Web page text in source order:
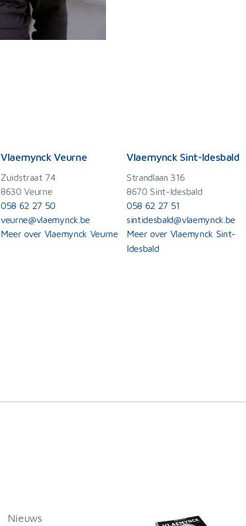
Vlaemynck Veurne
Zuidstraat 74
8630 Veurne
058 62 27 50
veurne@vlaemynck.be
Meer over Vlaemynck Veurne
Vlaemynck Sint-Idesbald
Strandlaan 316
8670 Sint-Idesbald
058 62 27 51
sintidesbald@vlaemynck.be
Meer over Vlaemynck Sint-
Idesbald
Nieuws